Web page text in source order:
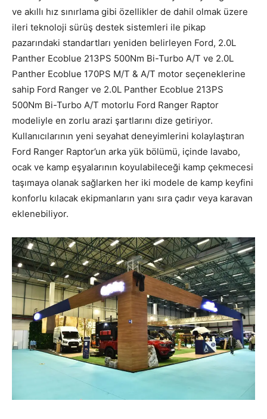
ve akıllı hız sınırlama gibi özellikler de dahil olmak üzere
ileri teknoloji sürüş destek sistemleri ile pikap
pazarındaki standartları yeniden belirleyen Ford, 2.0L
Panther Ecoblue 213PS 500Nm Bi-Turbo A/T ve 2.0L
Panther Ecoblue 170PS M/T & A/T motor seçeneklerine
sahip Ford Ranger ve 2.0L Panther Ecoblue 213PS
500Nm Bi-Turbo A/T motorlu Ford Ranger Raptor
modeliyle en zorlu arazi şartlarını dize getiriyor.
Kullanıcılarının yeni seyahat deneyimlerini kolaylaştıran
Ford Ranger Raptor’un arka yük bölümü, içinde lavabo,
ocak ve kamp eşyalarının koyulabileceği kamp çekmecesi
taşımaya olanak sağlarken her iki modele de kamp keyfini
konforlu kılacak ekipmanların yanı sıra çadır veya karavan
eklenebiliyor.